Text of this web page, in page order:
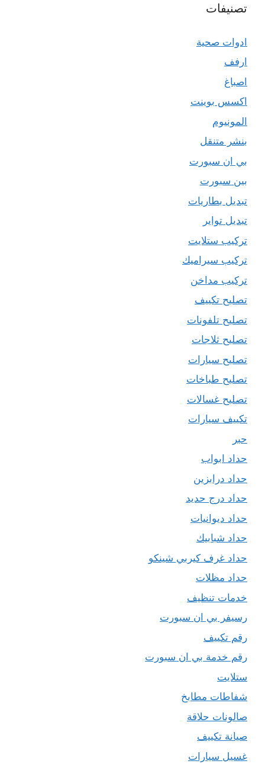
تصنيفات
ادوات صحية
ارفف
اصباغ
اكسس بوينت
المونيوم
بنشر متنقل
بي ان سبورت
بين سبورت
تبديل بطاريات
تبديل تواير
تركيب ستلايت
تركيب سيراميك
تركيب مداخن
تصليح تكييف
تصليح تلفونات
تصليح ثلاجات
تصليح سيارات
تصليح طباخات
تصليح غسالات
تكييف سيارات
حبر
حداد ابواب
حداد درابزين
حداد درج حديد
حداد ديوانيات
حداد شبابيك
حداد غرف كيربي شينكو
حداد مظلات
خدمات تنظيف
رسيفر بي ان سبورت
رقم تكييف
رقم خدمة بي ان سبورت
ستلايت
شفاطات مطابخ
صالونات حلاقة
صيانة تكييف
غسيل سيارات